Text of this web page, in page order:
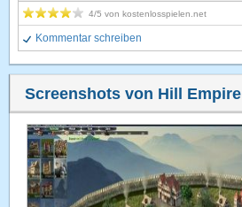
4/5 vonkostenlosspielen.net
Kommentar schreiben
Screenshots von Hill Empire